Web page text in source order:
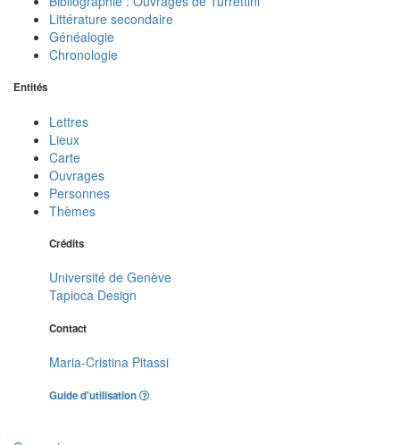
Littérature secondaire
Généalogie
Chronologie
Entités
Lettres
Lieux
Carte
Ouvrages
Personnes
Thèmes
Crédits
Université de Genève
Tapioca Design
Contact
Maria-Cristina Pitassi
Guide d'utilisation